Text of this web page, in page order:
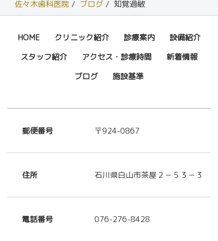
佐々木歯科医院 ブログ 知覚過敏
HOME クリニック紹介 診療案内
設備紹介
スタッフ紹介
アクセス・診療時間
新着情報
ブログ
施設基準
郵便番号 〒924-0867
住所 石川県白山市茶屋２－５３－３
電話番号 076-276-8428